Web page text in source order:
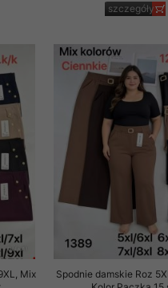
szczegóły
Mix
Spodnie damskie Roz